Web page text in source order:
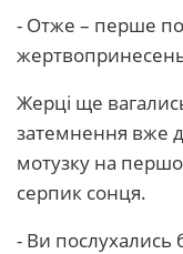
- Отже – перше
Жерці ще
затемнення вже
мотузку на
серпик сонця.
- Ви послухались